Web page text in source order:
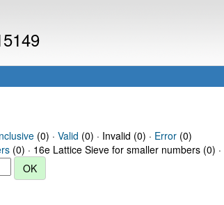
(0) · Valid (0) · Invalid (0) · Error(0)
(0) · 16e Lattice Sieve for smaller numbers (0) ·